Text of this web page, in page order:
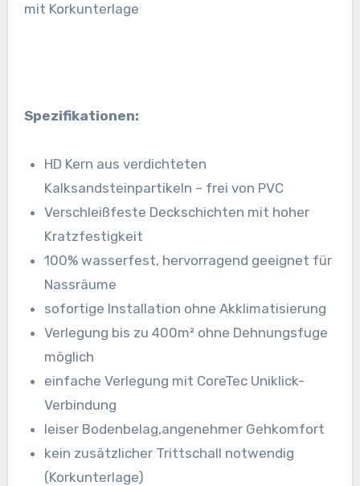
mit Korkunterlage
Spezifikationen:
HD Kern aus verdichteten
Kalksandsteinpartikeln – frei von PVC
Verschleißfeste Deckschichten mit hoher
Kratzfestigkeit
100% wasserfest, hervorragend geeignet für
Nassräume
sofortige Installation ohne Akklimatisierung
Verlegung bis zu 400m² ohne Dehnungsfuge
möglich
einfache Verlegung mit CoreTec Uniklick-
Verbindung
leiser Bodenbelag,angenehmer Gehkomfort
kein zusätzlicher Trittschall notwendig
(Korkunterlage)